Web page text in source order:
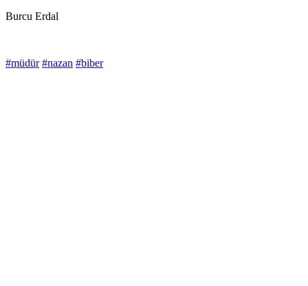
Burcu Erdal
#müdür #nazan #biber